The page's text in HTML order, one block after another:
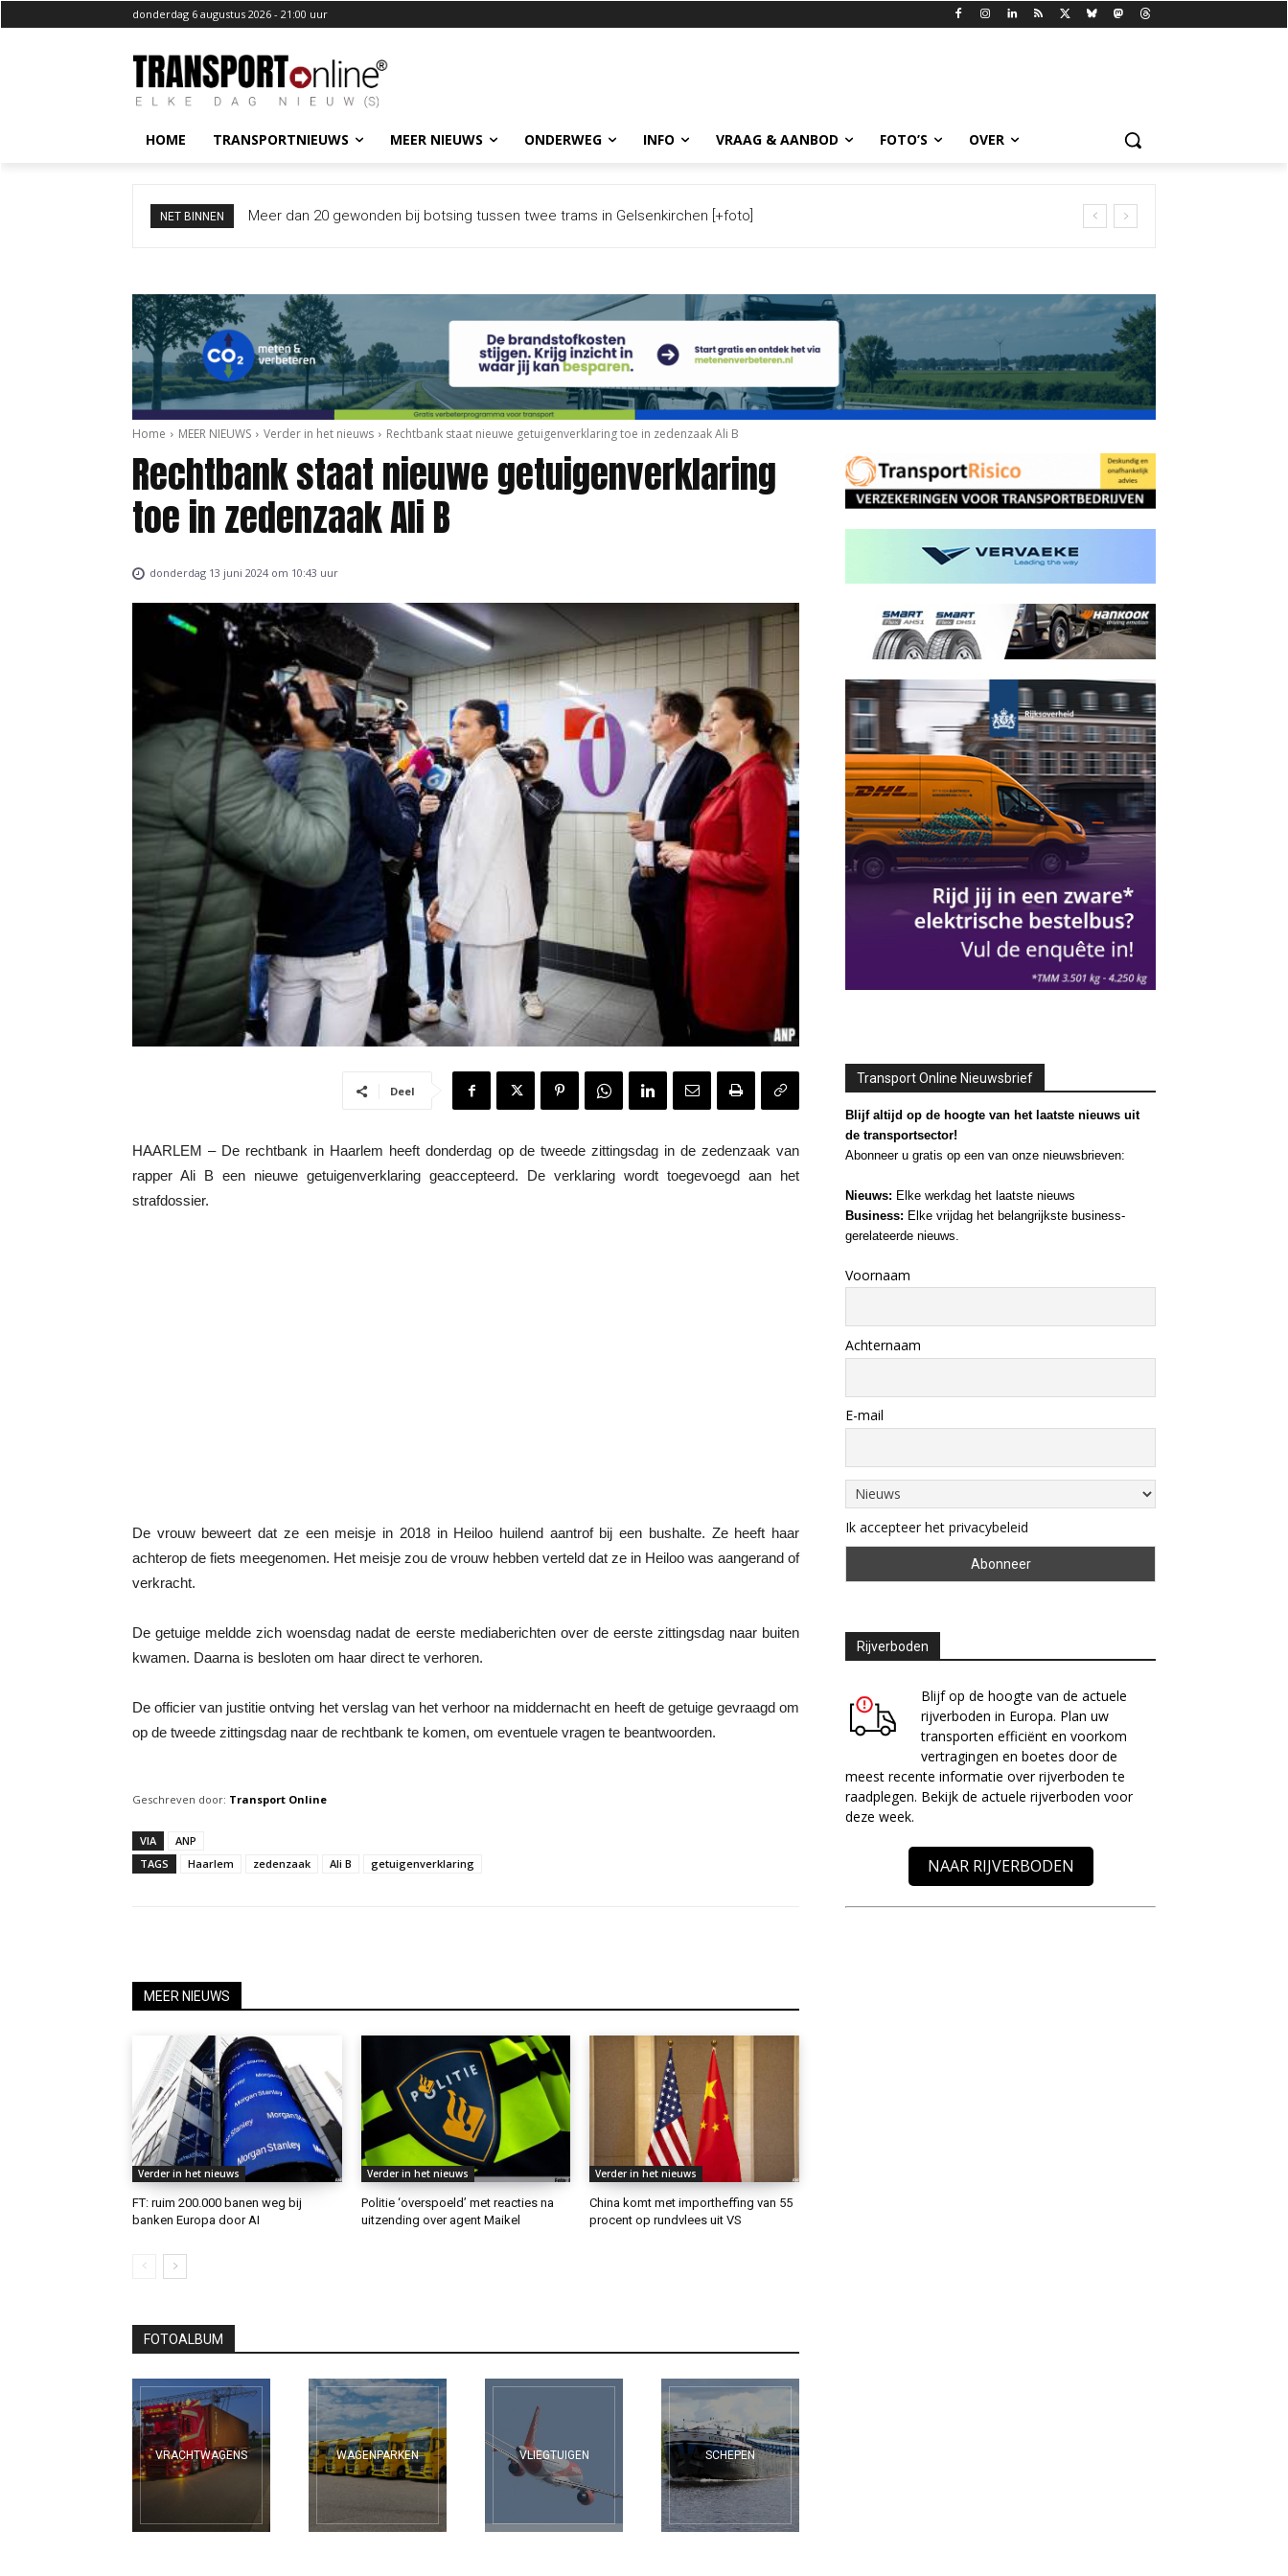
donderdag 6 augustus 2026 - 21:00 uur
HOME TRANSPORTNIEUWS MEER NIEUWS ONDERWEG INFO VRAAG & AANBOD FOTO’S OVER
NET BINNEN Meer dan 20 gewonden bij botsing tussen twee trams in Gelsenkirchen [+foto]
I&W overweegt meer borden langs snelwegen naar Duitse grens
Home MEER NIEUWS Verder in het nieuws Rechtbank staat nieuwe getuigenverklaring toe in zedenzaak Ali B
Rechtbank staat nieuwe getuigenverklaring
toe in zedenzaak Ali B
donderdag 13 juni 2024 om 10:43 uur
Deel
HAARLEM – De rechtbank in Haarlem heeft donderdag op de tweede zittingsdag in de zedenzaak van
rapper Ali B een nieuwe getuigenverklaring geaccepteerd. De verklaring wordt toegevoegd aan het
strafdossier.
De vrouw beweert dat ze een meisje in 2018 in Heiloo huilend aantrof bij een bushalte. Ze heeft haar
achterop de fiets meegenomen. Het meisje zou de vrouw hebben verteld dat ze in Heiloo was aangerand of
verkracht.
De getuige meldde zich woensdag nadat de eerste mediaberichten over de eerste zittingsdag naar buiten
kwamen. Daarna is besloten om haar direct te verhoren.
De officier van justitie ontving het verslag van het verhoor na middernacht en heeft de getuige gevraagd om
op de tweede zittingsdag naar de rechtbank te komen, om eventuele vragen te beantwoorden.
Geschreven door: Transport Online
VIA
ANP
TAGS
Haarlem zedenzaak Ali B getuigenverklaring
MEER NIEUWS
Verder in het nieuws
FT: ruim 200.000 banen weg bij
banken Europa door AI
Verder in het nieuws
Politie ‘overspoeld’ met reacties na
uitzending over agent Maikel
Verder in het nieuws
China komt met importheffing van 55
procent op rundvlees uit VS
FOTOALBUM
VRACHTWAGENS WAGENPARKEN VLIEGTUIGEN SCHEPEN
Transport Online Nieuwsbrief
Blijf altijd op de hoogte van het laatste nieuws uit
de transportsector!
Abonneer u gratis op een van onze nieuwsbrieven:
Nieuws: Elke werkdag het laatste nieuws
Business: Elke vrijdag het belangrijkste business-
gerelateerde nieuws.
Voornaam
Achternaam
E-mail
Ik accepteer het privacybeleid
Rijverboden
Blijf op de hoogte van de actuele
rijverboden in Europa. Plan uw
transporten efficiënt en voorkom
vertragingen en boetes door de
meest recente informatie over rijverboden te
raadplegen. Bekijk de actuele rijverboden voor
deze week.
NAAR RIJVERBODEN